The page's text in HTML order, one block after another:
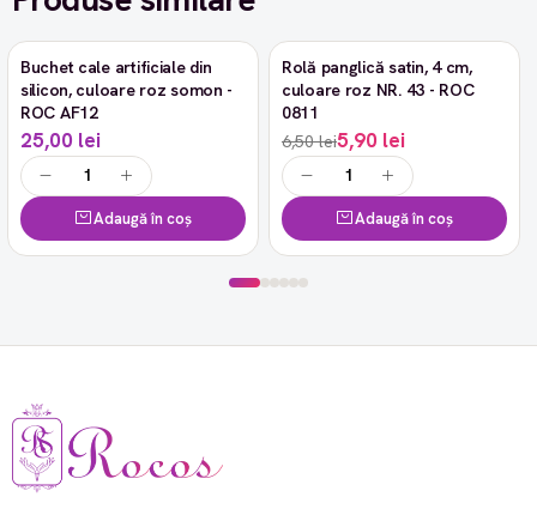
Buchet cale artificiale din
silicon, culoare roz somon -
ROC AF12
25,00 lei
Adaugă în coș
-9%
Rolă panglică satin, 4 cm,
culoare roz NR. 43 - ROC
0811
6,50 lei5,90 lei
Adaugă în coș